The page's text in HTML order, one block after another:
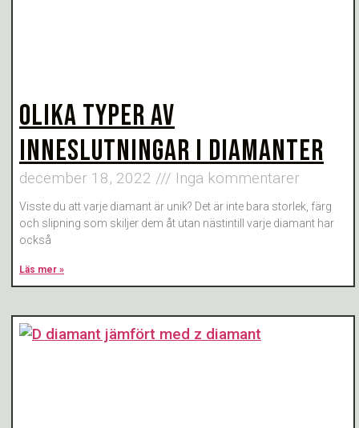
OLIKA TYPER AV
INNESLUTNINGAR I DIAMANTER
december 18, 2022 Inga kommentarer
Visste du att varje diamant är unik? Det är inte bara storlek, färg
och slipning som skiljer dem åt utan nästintill varje diamant har
också
Läs mer »